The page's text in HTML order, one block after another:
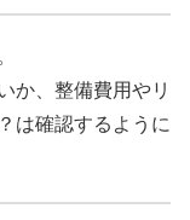
か、整備費用やリ
は確認するように